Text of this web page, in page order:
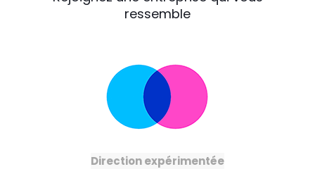
ressemble
Direction expérimentée